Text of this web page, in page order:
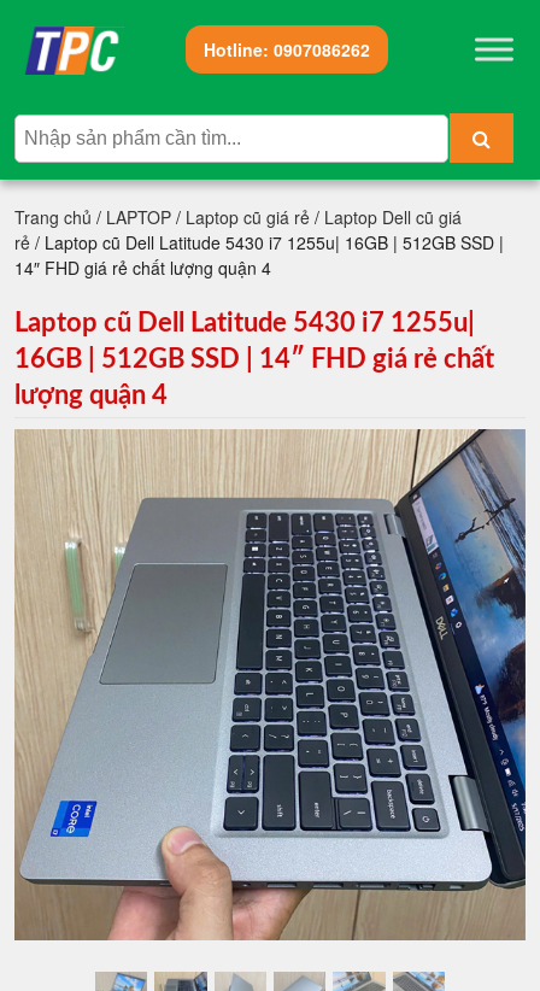
Hotline: 0907086262
Trang chủ / LAPTOP / Laptop cũ giá rẻ / Laptop Dell cũ giá
rẻ / Laptop cũ Dell Latitude 5430 i7 1255u| 16GB | 512GB SSD |
14″ FHD giá rẻ chất lượng quận 4
Laptop cũ Dell Latitude 5430 i7 1255u|
16GB | 512GB SSD | 14″ FHD giá rẻ chất
lượng quận 4